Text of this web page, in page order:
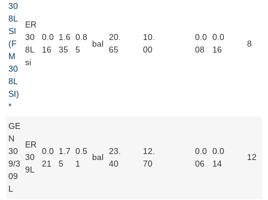
30
8L
SI
(F
M
30
8L
SI)
*
ER
30
8L
si
0.0
16
1.6
35
0.8
5
bal
20.
65
10.
00
0.0
08
0.0
16
8
GE
N
30
9/3
09
L
ER
30
9L
0.0
21
1.7
5
0.5
1
bal
23.
40
12.
70
0.0
06
0.0
14
12